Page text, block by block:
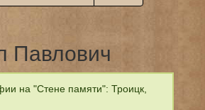
Павлович
на "Стене памяти": Троицк,